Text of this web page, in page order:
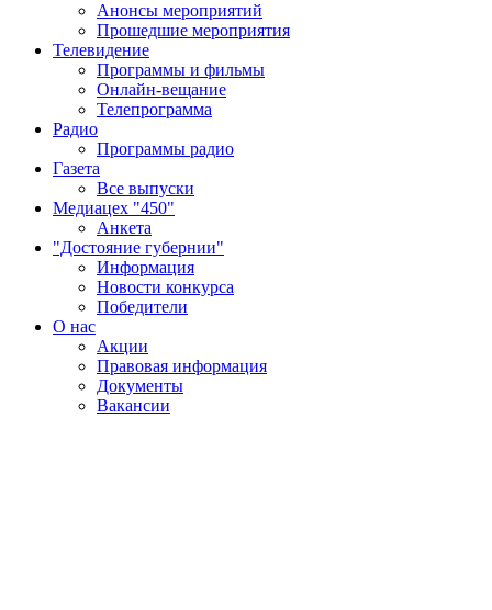
Анонсы мероприятий
Прошедшие мероприятия
Телевидение
Программы и фильмы
Онлайн-вещание
Телепрограмма
Радио
Программы радио
Газета
Все выпуски
Медиацех "450"
Анкета
"Достояние губернии"
Информация
Новости конкурса
Победители
О нас
Акции
Правовая информация
Документы
Вакансии